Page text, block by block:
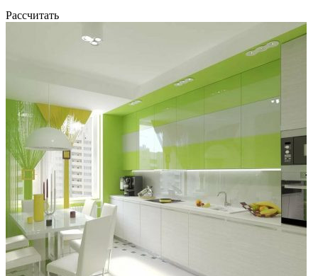
Рассчитать